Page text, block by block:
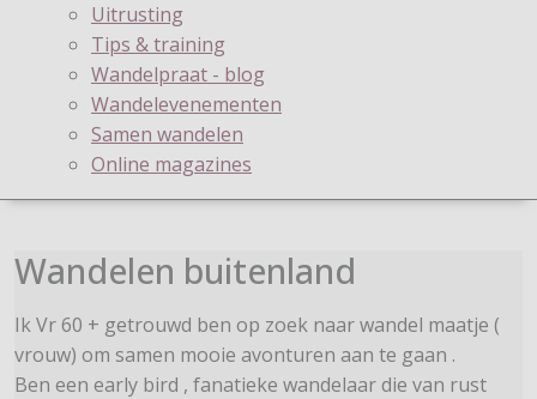
Uitrusting
Tips & training
Wandelpraat - blog
Wandelevenementen
Samen wandelen
Online magazines
Wandelen buitenland
Ik Vr 60 + getrouwd ben op zoek naar wandel maatje (
vrouw) om samen mooie avonturen aan te gaan .
Ben een early bird , fanatieke wandelaar die van rust